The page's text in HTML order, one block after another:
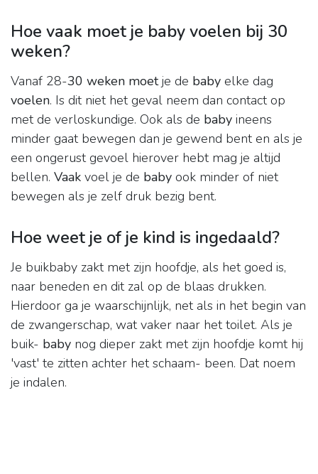
Hoe vaak moet je baby voelen bij 30
weken?
Vanaf 28-30 weken moetje de baby elke dag
voelen. Is dit niet het geval neem dan contact op
met de verloskundige. Ook als de baby ineens
minder gaat bewegen dan je gewend bent en als je
een ongerust gevoel hierover hebt mag je altijd
bellen. Vaak voel je de baby ook minder of niet
bewegen als je zelf druk bezig bent.
Hoe weet je of je kind is ingedaald?
Je buikbaby zakt met zijn hoofdje, als het goed is,
naar beneden en dit zal op de blaas drukken.
Hierdoor ga je waarschijnlijk, net als in het begin van
de zwangerschap, wat vaker naar het toilet. Als je
buik- baby nog dieper zakt met zijn hoofdje komt hij
'vast' te zitten achter het schaam- been. Dat noem
je indalen.